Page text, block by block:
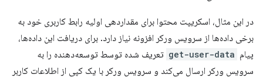
در این مثال، اسکریپت محتوا برای مقداردهی اولیه رابط کاربری خود به
برخی داده‌ها از سرویس ورکر افزونه نیاز دارد. برای دریافت این داده‌ها،
پیام get-user-data تعریف شده توسط توسعه‌دهنده را به
سرویس ورکر ارسال می‌کند و سرویس ورکر با یک کپی از اطلاعات کاربر